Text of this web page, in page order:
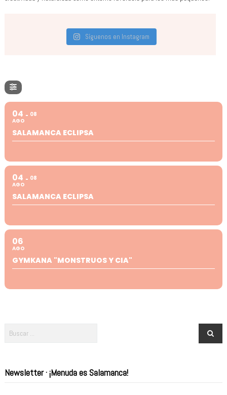
Síguenos en Instagram
04
AGO
08
SALAMANCA ECLIPSA
04
AGO
08
SALAMANCA ECLIPSA
06
AGO
GYMKANA "MONSTRUOS Y CIA"
Newsletter · ¡Menuda es Salamanca!